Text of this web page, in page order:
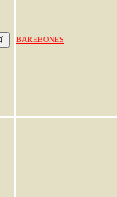
BAREBONES